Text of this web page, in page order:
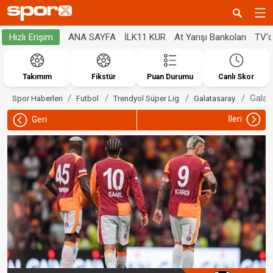
Hızlı Erişim ANA SAYFA İLK11 KUR At Yarışı Bankoları
Takımım Fikstür Puan Durumu Canlı Skor
Spor Haberleri Futbol Trendyol Süper Lig Galatasaray
Geri İleri